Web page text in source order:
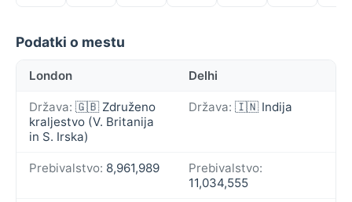
Podatki o mestu
London Delhi
Država: 🇬🇧 Združeno
kraljestvo (V. Britanija
in S. Irska)
Država: 🇮🇳 Indija
Prebivalstvo: 8,961,989
Prebivalstvo:
11,034,555